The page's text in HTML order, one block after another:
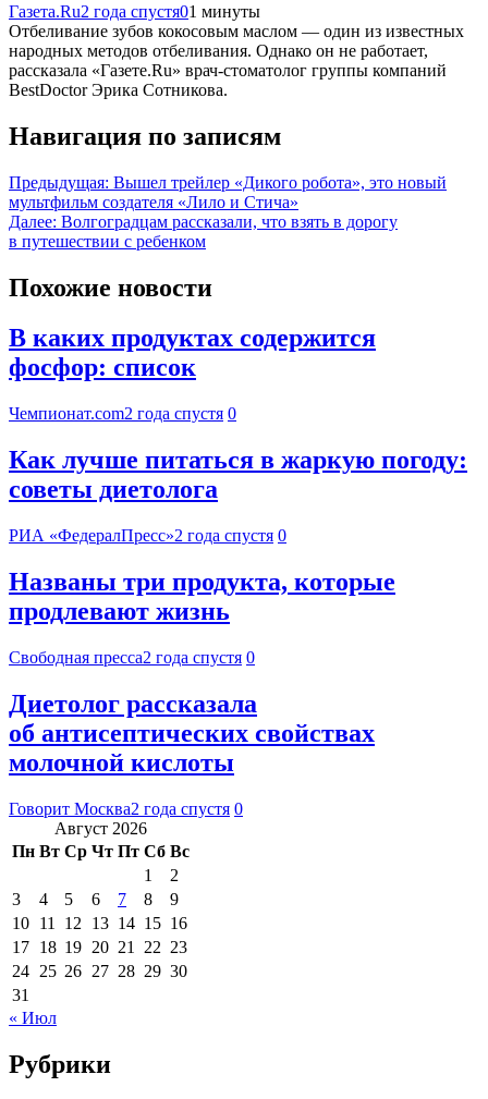
Газета.Ru2 года спустя01 минуты
Отбеливание зубов кокосовым маслом — один из известных
народных методов отбеливания. Однако он не работает,
рассказала «Газете.Ru» врач-стоматолог группы компаний
BestDoctor Эрика Сотникова.
Навигация по записям
Предыдущая: Вышел трейлер «Дикого робота», это новый
мультфильм создателя «Лило и Стича»
Далее: Волгоградцам рассказали, что взять в дорогу
в путешествии с ребенком
Похожие новости
В каких продуктах содержится
фосфор: список
Чемпионат.com2 года спустя 0
Как лучше питаться в жаркую погоду:
советы диетолога
РИА «ФедералПресс»2 года спустя 0
Названы три продукта, которые
продлевают жизнь
Свободная пресса2 года спустя 0
Диетолог рассказала
об антисептических свойствах
молочной кислоты
Говорит Москва2 года спустя 0
Август 2026
Пн Вт Ср Чт Пт Сб Вс
1
2
3
4 5 6 7 8
9
10 11 12 13 14 15 16
17 18 19 20 21 22 23
24 25 26 27 28 29 30
31
« Июл
Рубрики